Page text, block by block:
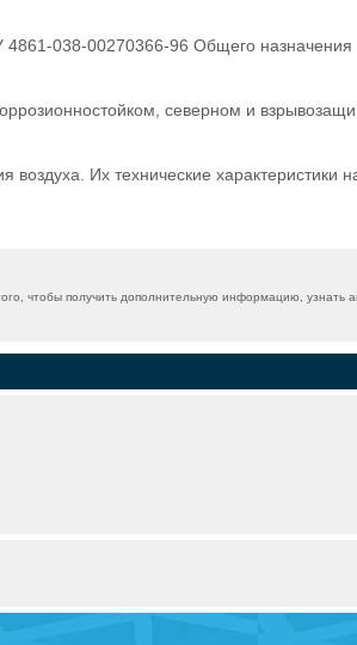
038-00270366-96 Общего назначения
северном и
Их технические характеристики
чтобы получить дополнительную информацию, узнать